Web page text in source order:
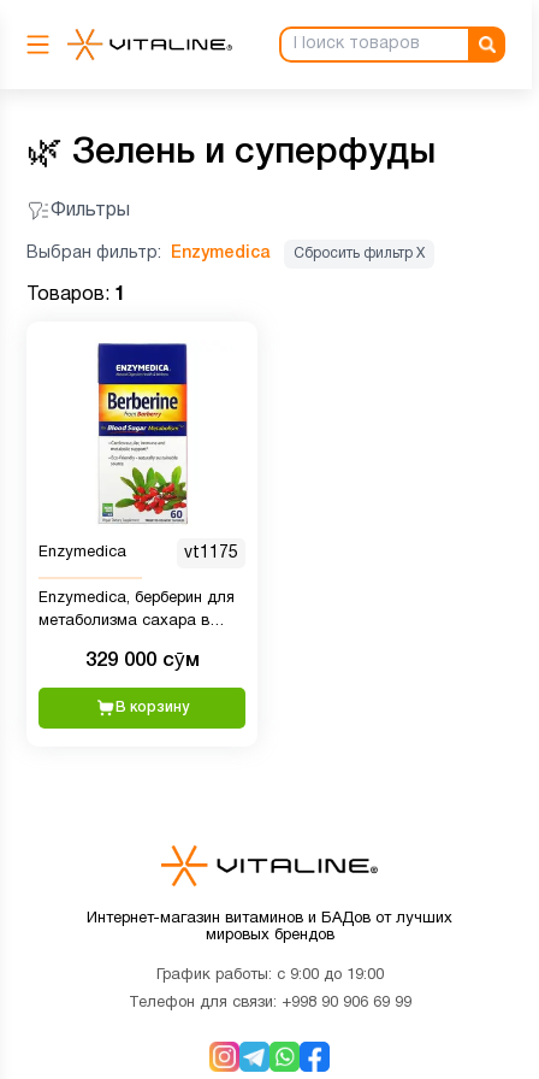
🌿 Зелень и суперфуды
Фильтры
Выбран фильтр: Enzymedica Сбросить фильтр Х
Товаров: 1
Enzymedica vt1175
Enzymedica, берберин для
метаболизма сахара в
целенаправленного
действия
329 000 сӯм
В корзину
Интернет-магазин витаминов и БАДов от лучших
мировых брендов
График работы: с 9:00 до 19:00
Телефон для связи: +998 90 906 69 99